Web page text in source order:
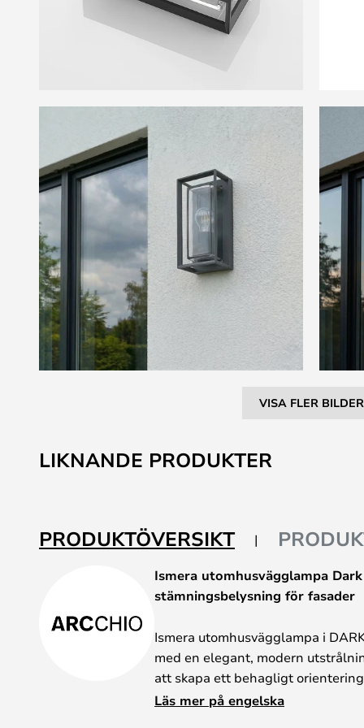
VISA FLER BILDER
till
början
LIKNANDE PRODUKTER
PRODUKTÖVERSIKT
Ismera utomhusvägglampa
stämningsbelysning för fasader
Ismera utomhusvägglampa i
med en elegant, modern
att skapa ett behagligt
klassiska spotlights ger den inte
Läs mer på engelska